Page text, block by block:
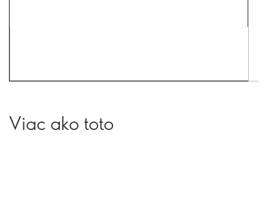
Viac ako toto